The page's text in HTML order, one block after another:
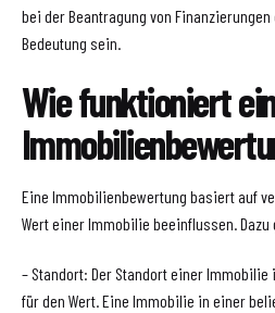
bei der Beantragung von
Bedeutung sein.
Wie funktioniert
Eine Immobilienbewertung basiert auf
Wert einer Immobilie beeinflussen.
– Standort: Der Standort einer
für den Wert. Eine Immobilie in einer